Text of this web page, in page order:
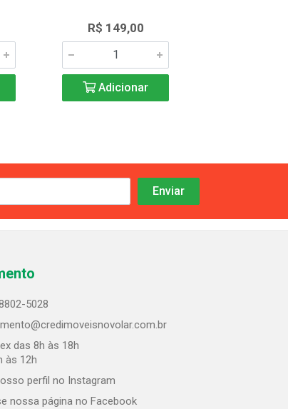
R$ 149,00
Adicionar
5028
das 8h às 18h
às 12h
perfil no Instagram
nossa página no Facebook